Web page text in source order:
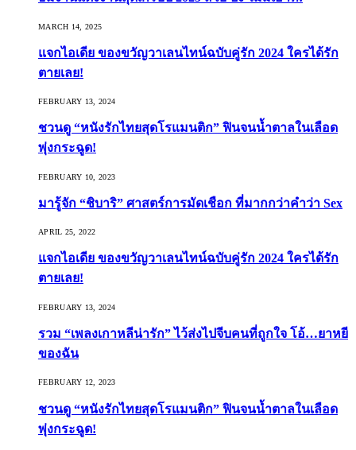
MARCH 14, 2025
แจกไอเดีย ของขวัญวาเลนไทน์ฉบับคู่รัก 2024 ใครได้รัก
ตายเลย!
FEBRUARY 13, 2024
ชวนดู “หนังรักไทยสุดโรแมนติก” ฟินจนน้ำตาลในเลือด
พุ่งกระฉูด!
FEBRUARY 10, 2023
มารู้จัก “ชิบาริ” ศาสตร์การมัดเชือก ที่มากกว่าคำว่า Sex
APRIL 25, 2022
แจกไอเดีย ของขวัญวาเลนไทน์ฉบับคู่รัก 2024 ใครได้รัก
ตายเลย!
FEBRUARY 13, 2024
รวม “เพลงเกาหลีน่ารัก” ไว้ส่งไปจีบคนที่ถูกใจ โอ้…ยาหยี
ของฉัน
FEBRUARY 12, 2023
ชวนดู “หนังรักไทยสุดโรแมนติก” ฟินจนน้ำตาลในเลือด
พุ่งกระฉูด!